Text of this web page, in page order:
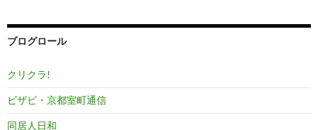
ブ
ブログロール
クリクラ!
ビザビ・京都室町通信
同居人日和